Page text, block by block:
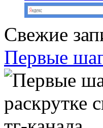
Свежие
Первые